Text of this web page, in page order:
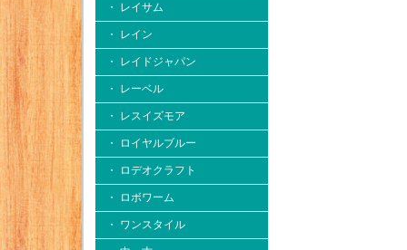
・ レイサム
・ レイン
・ レイドジャパン
・ レーベル
・ レスイズモア
・ ロイヤルブルー
・ ロデオクラフト
・ ロボワーム
・ ワンスタイル